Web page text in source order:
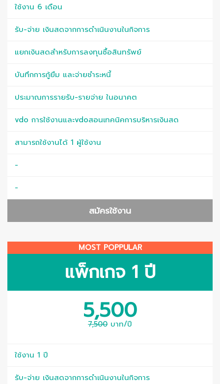
ใช้งาน 6 เดือน
รับ-จ่าย เงินสดจากการดำเนินงานในกิจการ
แยกเงินสดสำหรับการลงทุนซื้อสินทรัพย์
บันทึกการกู้ยืม และจ่ายชำระหนี้
ประมาณการรายรับ-รายจ่าย ในอนาคต
vdo การใช้งานและvdoสอนเทคนิคการบริหารเงินสด
สามารถใช้งานได้ 1 ผู้ใช้งาน
-
-
สมัครใช้งาน
MOST POPPULAR
แพ็กเกจ 1 ปี
5,500
7,500 บาท/ปี
ใช้งาน 1 ปี
รับ-จ่าย เงินสดจากการดำเนินงานในกิจการ